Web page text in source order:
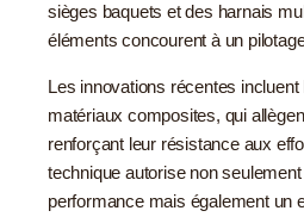
sièges baquets et des harnais
éléments concourent à un
Les innovations récentes
matériaux composites, qui
renforçant leur résistance aux
technique autorise non
performance mais également un